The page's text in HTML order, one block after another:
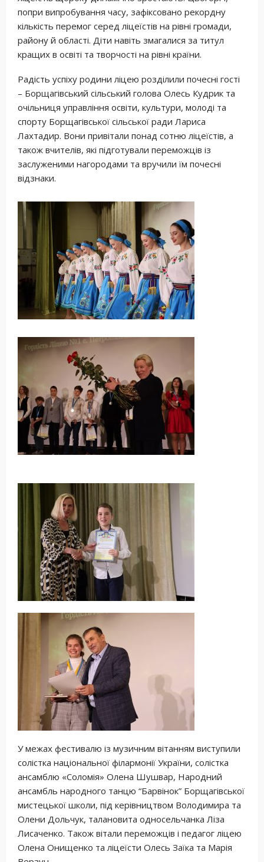
попри випробування часу, зафіксовано рекордну
кількість перемог серед ліцеїстів на рівні громади,
району й області. Діти навіть змагалися за титул
кращих в освіті та творчості на рівні країни.
Радість успіху родини ліцею розділили почесні гості
– Борщагівський сільський голова Олесь Кудрик та
очільниця управління освіти, культури, молоді та
спорту Борщагівської сільської ради Лариса
Лахтадир. Вони привітали понад сотню ліцеїстів, а
також вчителів, які підготували переможців із
заслуженими нагородами та вручили їм почесні
відзнаки.
У межах фестивалю із музичним вітанням виступили
солістка національної філармонії України, солістка
ансамблю «Соломія» Олена Шушвар, Народний
ансамбль народного танцю “Барвінок” Борщагівської
мистецької школи, під керівництвом Володимира та
Олени Дольчук, талановита односельчанка Ліза
Лисаченко. Також вітали переможців і педагог ліцею
Олена Онищенко та ліцеїсти Олесь Заїка та Марія